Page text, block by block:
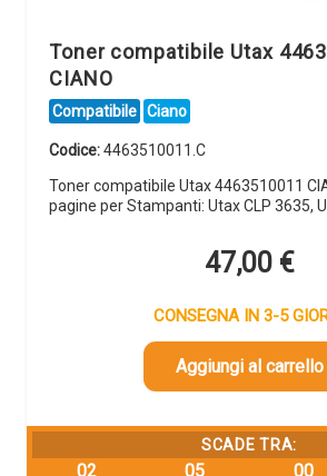
Toner compatibile Utax
CIANO
Compatibile Ciano
Codice:4463510011.C
Toner compatibile Utax 4463510011
pagine per Stampanti: Utax CLP 3635,
47,00 €
CONSEGNA IN 3-5
Aggiungi al carrello
SCADE TRA:
02 05 00